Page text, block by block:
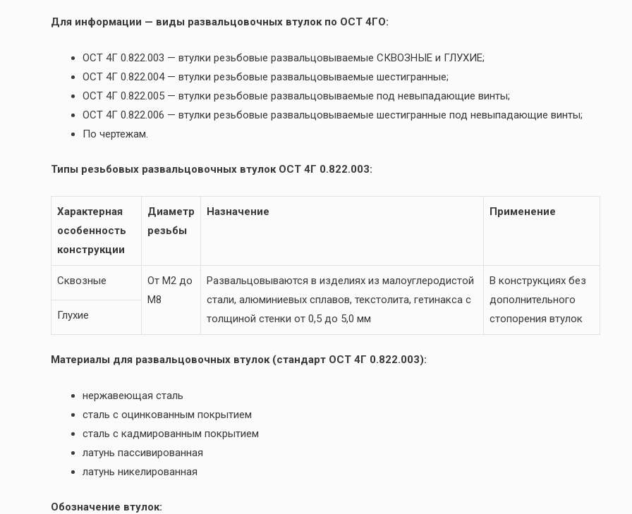
Для информации — виды развальцовочных втулок по ОСТ 4ГО:
ОСТ 4Г 0.822.003 — втулки резьбовые развальцовываемые СКВОЗНЫЕ и ГЛУХИЕ;
ОСТ 4Г 0.822.004 — втулки резьбовые развальцовываемые шестигранные;
ОСТ 4Г 0.822.005 — втулки резьбовые развальцовываемые под невыпадающие винты;
ОСТ 4Г 0.822.006 — втулки резьбовые развальцовываемые шестигранные под невыпадающие винты;
По чертежам.
Типы резьбовых развальцовочных втулок ОСТ 4Г 0.822.003:
Характерная
особенность
конструкции
Диаметр
резьбы
Назначение Применение
Сквозные
От М2 до
М8
Развальцовываются в изделиях из малоуглеродистой
стали, алюминиевых сплавов, текстолита, гетинакса с
толщиной стенки от 0,5 до 5,0 мм
В конструкциях без
дополнительного
стопорения втулок
Глухие
Материалы для развальцовочных втулок (стандарт ОСТ 4Г 0.822.003):
нержавеющая сталь
сталь с оцинкованным покрытием
сталь с кадмированным покрытием
латунь пассивированная
латунь никелированная
Обозначение втулок: